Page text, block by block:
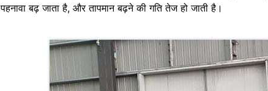
पहनावा बढ़ जाता है, और तापमान बढ़ने की गति तेज हो जाती है।